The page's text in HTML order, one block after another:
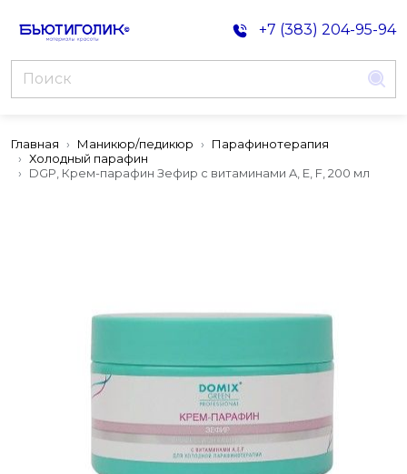
+7 (383) 204-95-94
Главная Маникюр/педикюр
Парафинотерапия
Холодный парафин
DGP, Крем-парафин Зефир с витаминами A, E, F, 200 мл